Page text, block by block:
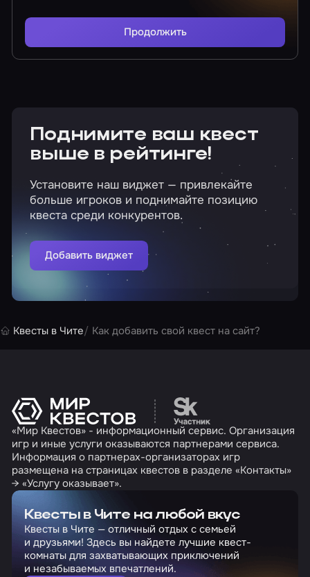
Продолжить
Поднимите ваш квест
выше в рейтинге!
Установите наш виджет — привлекайте
больше игроков и поднимайте позицию
квеста среди конкурентов.
Добавить виджет
Квесты в Чите Как добавить свой квест на сайт?
Перейти на сайт
«Мир Квестов» - информационный сервис. Организация
игр и иные услуги оказываются партнерами сервиса.
Информация о партнерах-организаторах игр
размещена на страницах квестов в разделе «Контакты»
→ «Услугу оказывает».
Квесты в Чите на любой вкус
Квесты в Чите — отличный отдых с семьей
и друзьями! Здесь вы найдете лучшие квест-
комнаты для захватывающих приключений
и незабываемых впечатлений.